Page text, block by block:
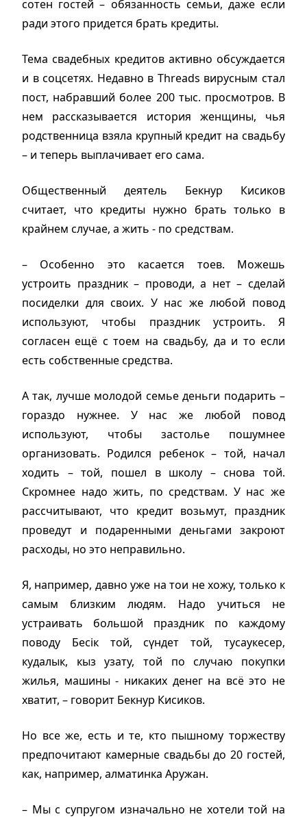
сотен гостей – обязанность семьи, даже если
ради этого придется брать кредиты.
Тема свадебных кредитов активно обсуждается
и в соцсетях. Недавно в Threads вирусным стал
пост, набравший более 200 тыс. просмотров. В
нем рассказывается история женщины, чья
родственница взяла крупный кредит на свадьбу
– и теперь выплачивает его сама.
Общественный деятель Бекнур Кисиков
считает, что кредиты нужно брать только в
крайнем случае, а жить - по средствам.
– Особенно это касается тоев. Можешь
устроить праздник – проводи, а нет – сделай
посиделки для своих. У нас же любой повод
используют, чтобы праздник устроить. Я
согласен ещё с тоем на свадьбу, да и то если
есть собственные средства.
А так, лучше молодой семье деньги подарить –
гораздо нужнее. У нас же любой повод
используют, чтобы застолье пошумнее
организовать. Родился ребенок – той, начал
ходить – той, пошел в школу – снова той.
Скромнее надо жить, по средствам. У нас же
рассчитывают, что кредит возьмут, праздник
проведут и подаренными деньгами закроют
расходы, но это неправильно.
Я, например, давно уже на тои не хожу, только к
самым близким людям. Надо учиться не
устраивать большой праздник по каждому
поводу Бесiк той, сүндет той, тусаукесер,
кудалык, кыз узату, той по случаю покупки
жилья, машины - никаких денег на всё это не
хватит, – говорит Бекнур Кисиков.
Но все же, есть и те, кто пышному торжеству
предпочитают камерные свадьбы до 20 гостей,
как, например, алматинка Аружан.
– Мы с супругом изначально не хотели той на